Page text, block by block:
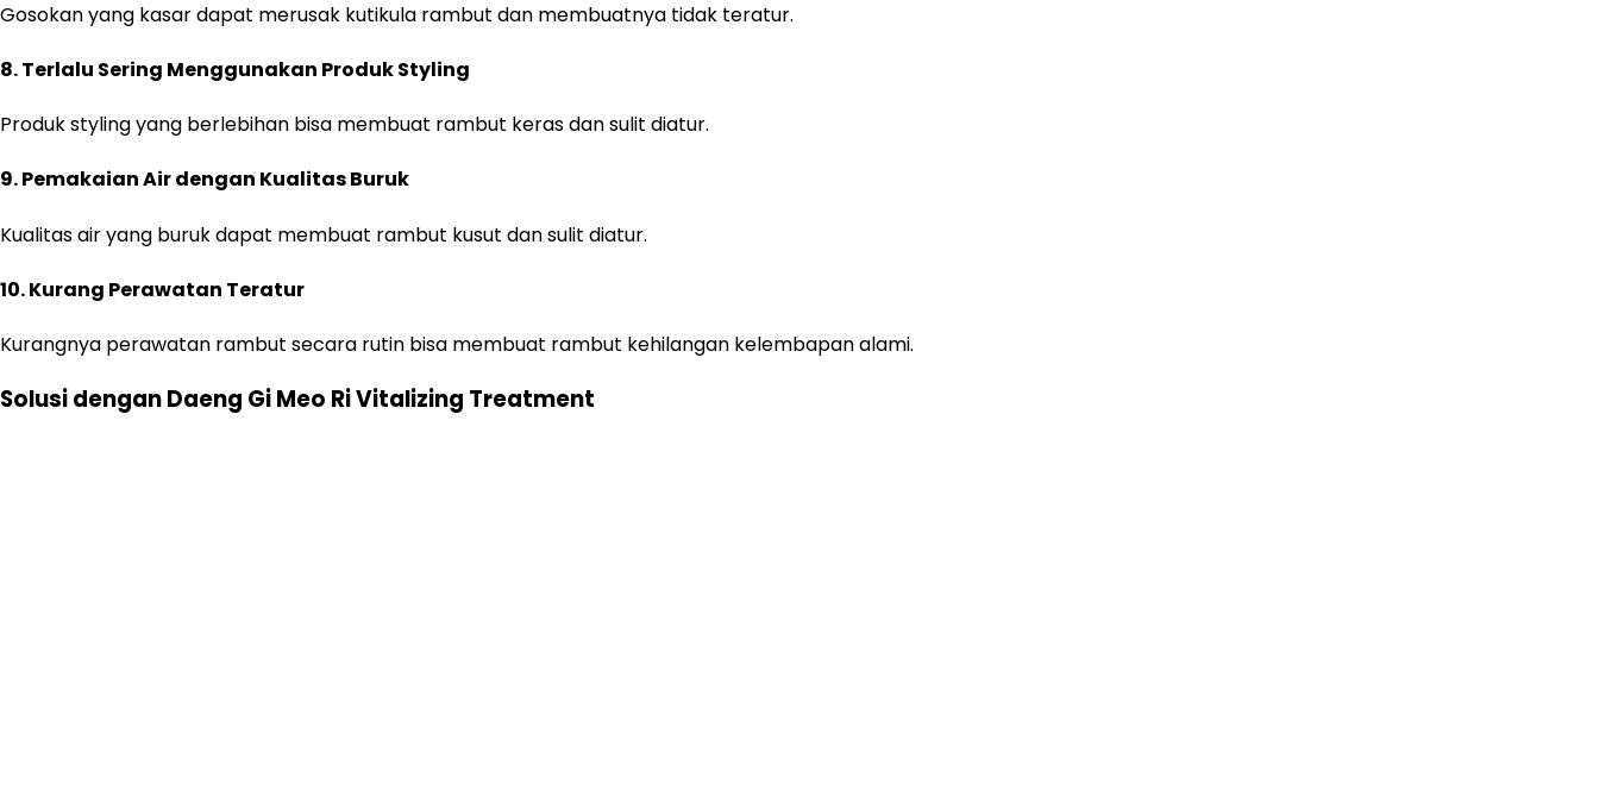
Gosokan yang kasar dapat merusak kutikula rambut dan membuatnya tidak teratur.
8.Terlalu Sering Menggunakan Produk Styling
Produk styling yang berlebihan bisa membuat rambut keras dan sulit diatur.
9.Pemakaian Air dengan Kualitas Buruk
Kualitas air yang buruk dapat membuat rambut kusut dan sulit diatur.
10.Kurang Perawatan Teratur
Kurangnya perawatan rambut secara rutin bisa membuat rambut kehilangan kelembapan alami.
Solusi dengan Daeng Gi Meo Ri Vitalizing Treatment